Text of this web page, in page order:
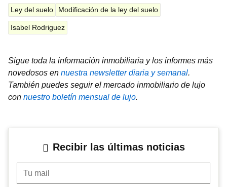
Ley del suelo Modificación de la ley del suelo
Isabel Rodriguez
Sigue toda la información inmobiliaria y los informes más
novedosos en nuestra newsletter diaria y semanal.
También puedes seguir el mercado inmobiliario de lujo
con nuestro boletín mensual de lujo.
Recibir las últimas noticias
Tu mail